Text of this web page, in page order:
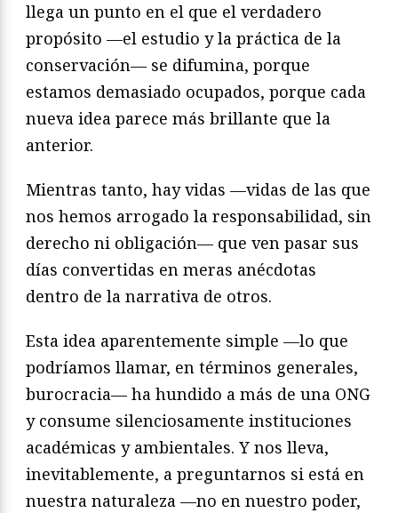
llega un punto en el que el verdadero
propósito —el estudio y la práctica de la
conservación— se difumina, porque
estamos demasiado ocupados, porque cada
nueva idea parece más brillante que la
anterior.
Mientras tanto, hay vidas —vidas de las que
nos hemos arrogado la responsabilidad, sin
derecho ni obligación— que ven pasar sus
días convertidas en meras anécdotas
dentro de la narrativa de otros.
Esta idea aparentemente simple —lo que
podríamos llamar, en términos generales,
burocracia— ha hundido a más de una ONG
y consume silenciosamente instituciones
académicas y ambientales. Y nos lleva,
inevitablemente, a preguntarnos si está en
nuestra naturaleza —no en nuestro poder,